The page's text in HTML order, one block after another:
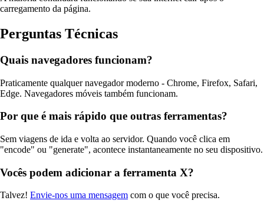
carregamento da página.
Perguntas Técnicas
Quais navegadores funcionam?
Praticamente qualquer navegador moderno - Chrome, Firefox, Safari,
Edge. Navegadores móveis também funcionam.
Por que é mais rápido que outras ferramentas?
Sem viagens de ida e volta ao servidor. Quando você clica em
"encode" ou "generate", acontece instantaneamente no seu dispositivo.
Vocês podem adicionar a ferramenta X?
Talvez! Envie-nos uma mensagem com o que você precisa.